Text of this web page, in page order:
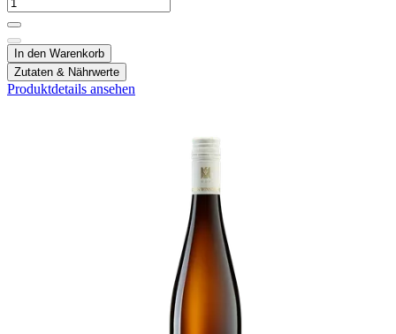
In den Warenkorb
Zutaten & Nährwerte
Produktdetails ansehen